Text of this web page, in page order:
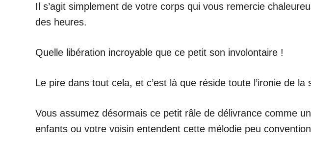
Il s’agit simplement de votre corps qui vous remercie
des heures.
Quelle libération incroyable que ce petit son involontaire !
Le pire dans tout cela, et c’est là que réside toute l’ironie de
Vous assumez désormais ce petit râle de délivrance comme
enfants ou votre voisin entendent cette mélodie peu